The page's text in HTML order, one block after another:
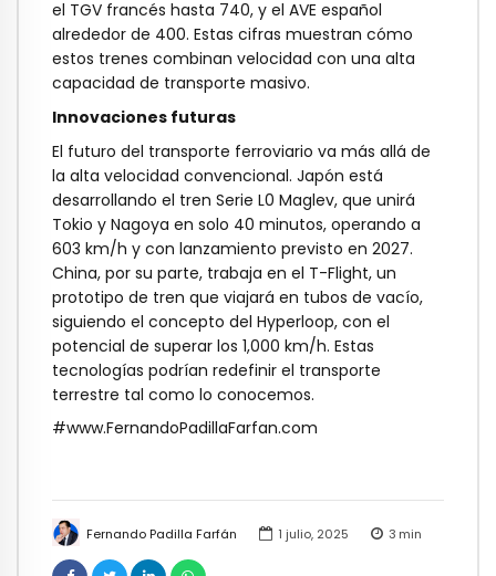
Fernando Padilla Farfán 1 julio, 2025 3 min
el TGV francés hasta 740, y el AVE español
alrededor de 400. Estas cifras muestran cómo
estos trenes combinan velocidad con una alta
capacidad de transporte masivo.
Innovaciones futuras
El futuro del transporte ferroviario va más allá de
la alta velocidad convencional. Japón está
desarrollando el tren Serie L0 Maglev, que unirá
Tokio y Nagoya en solo 40 minutos, operando a
603 km/h y con lanzamiento previsto en 2027.
China, por su parte, trabaja en el T-Flight, un
prototipo de tren que viajará en tubos de vacío,
siguiendo el concepto del Hyperloop, con el
potencial de superar los 1,000 km/h. Estas
tecnologías podrían redefinir el transporte
terrestre tal como lo conocemos.
#www.FernandoPadillaFarfan.com